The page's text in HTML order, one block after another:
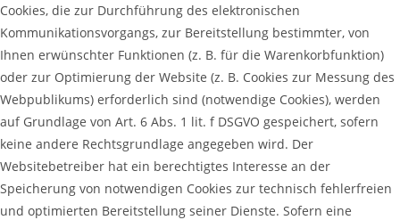
Cookies, die zur Durchführung des elektronischen
Kommunikationsvorgangs, zur Bereitstellung bestimmter, von
Ihnen erwünschter Funktionen (z. B. für die Warenkorbfunktion)
oder zur Optimierung der Website (z. B. Cookies zur Messung des
Webpublikums) erforderlich sind (notwendige Cookies), werden
auf Grundlage von Art. 6 Abs. 1 lit. f DSGVO gespeichert, sofern
keine andere Rechtsgrundlage angegeben wird. Der
Websitebetreiber hat ein berechtigtes Interesse an der
Speicherung von notwendigen Cookies zur technisch fehlerfreien
und optimierten Bereitstellung seiner Dienste. Sofern eine